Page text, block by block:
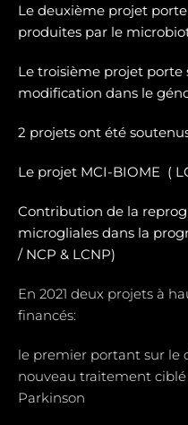
Le deuxième projet
produites par le
Le troisième projet porte
modification dans le
2 projets ont été
Le projet MCI-BIOME (
Contribution de la
microgliales dans la
/ NCP & LCNP)
En 2021 deux projets à
financés:
le premier portant sur le
nouveau traitement
Parkinson